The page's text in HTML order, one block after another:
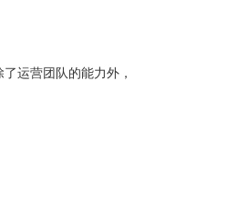
运营团队的能力外，